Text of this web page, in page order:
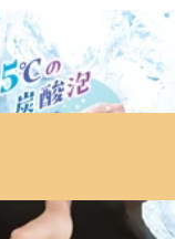
ます。
ーーーーーーーーー